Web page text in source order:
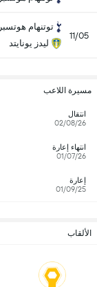
11/05
توتنهام هوتسبر
ليدز يونايتد
مسيرة اللاعب
انتقال
02/08/26
انتهاء إعارة
01/07/26
إعارة
01/09/25
الألقاب